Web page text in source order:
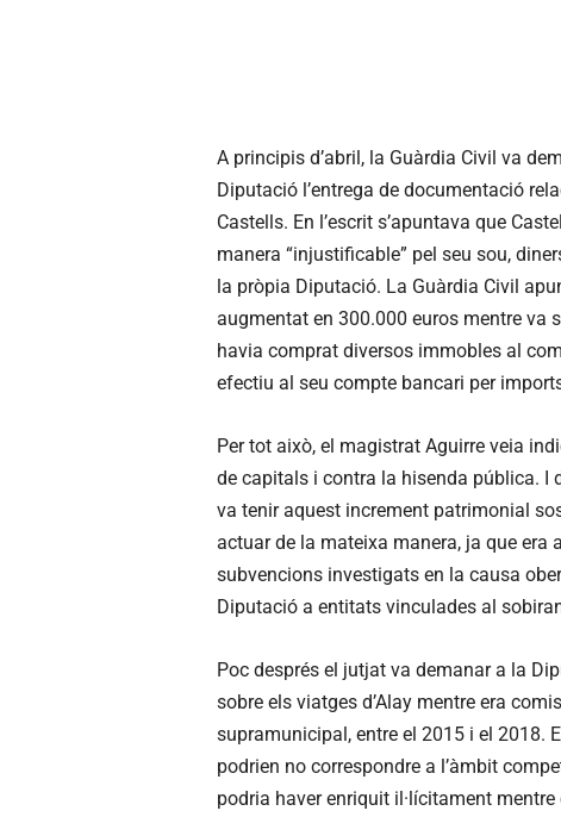
A principis d’abril, la Guàrdia Civil va
Diputació l’entrega de documentació
Castells. En l’escrit s’apuntava que
manera “injustificable” pel seu sou,
la pròpia Diputació. La Guàrdia Civil
augmentat en 300.000 euros mentre va
havia comprat diversos immobles al
efectiu al seu compte bancari per
Per tot això, el magistrat Aguirre veia
de capitals i contra la hisenda pública. I
va tenir aquest increment patrimonial
actuar de la mateixa manera, ja que era
subvencions investigats en la causa
Diputació a entitats vinculades al
Poc després el jutjat va demanar a la
sobre els viatges d’Alay mentre era
supramunicipal, entre el 2015 i el 2018.
podrien no correspondre a l’àmbit
podria haver enriquit il·lícitament